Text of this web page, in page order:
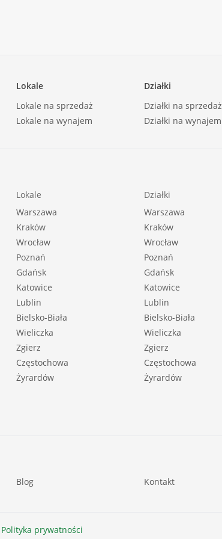
Lokale
Lokale na sprzedaż
Lokale na wynajem
Działki
Działki na sprzedaż
Działki na wynajem
Lokale
Warszawa
Kraków
Wrocław
Poznań
Gdańsk
Katowice
Lublin
Bielsko-Biała
Wieliczka
Zgierz
Częstochowa
Żyrardów
Działki
Warszawa
Kraków
Wrocław
Poznań
Gdańsk
Katowice
Lublin
Bielsko-Biała
Wieliczka
Zgierz
Częstochowa
Żyrardów
Blog Kontakt
prywatności